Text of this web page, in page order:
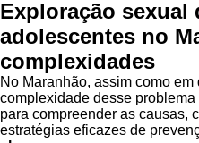
Exploração sexual
adolescentes no
complexidades
No Maranhão, assim como
complexidade desse
para compreender as causas,
estratégias eficazes de